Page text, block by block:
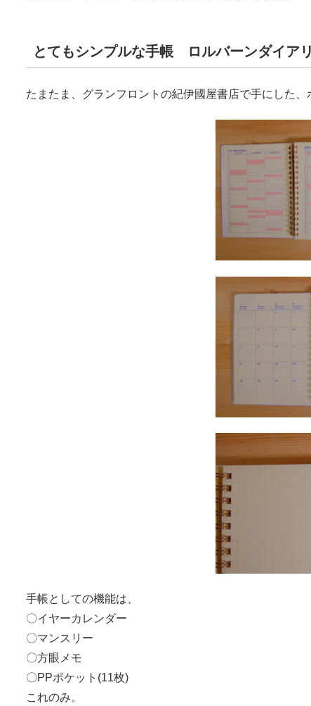
とてもシンプルな手帳 ロルバーンダイア
たまたま、グランフロントの紀伊國屋書店で手にした、
手帳としての機能は、
〇イヤーカレンダー
〇マンスリー
〇方眼メモ
〇PPポケット(11枚)
これのみ。